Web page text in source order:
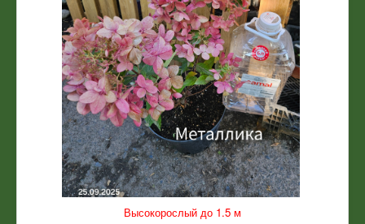
Высокорослый до 1.5 м